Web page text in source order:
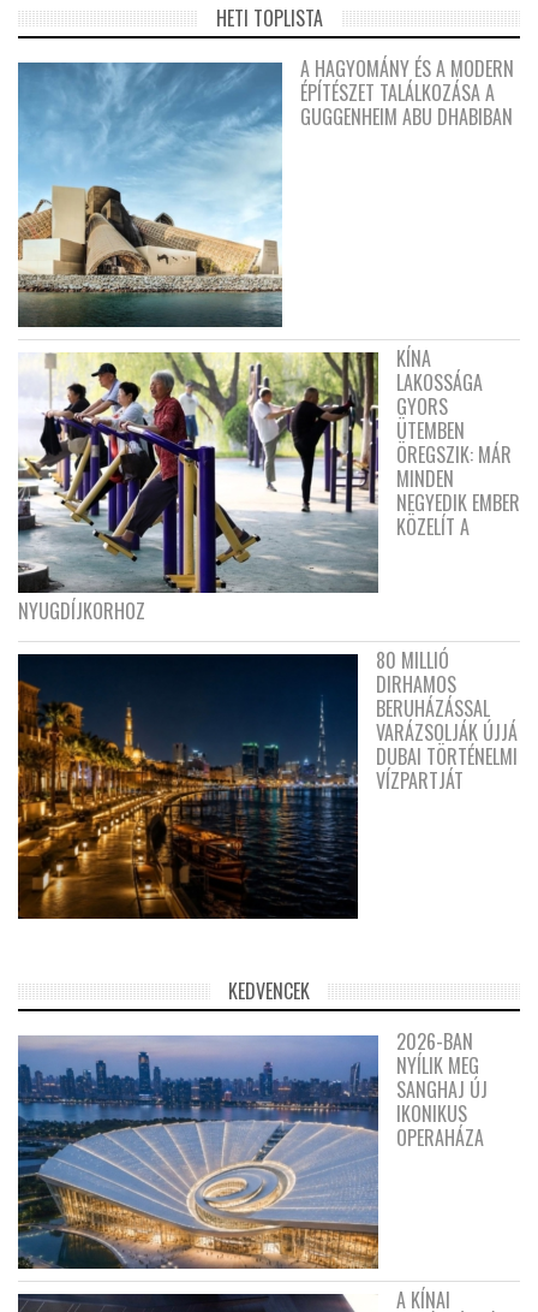
HETI TOPLISTA
A HAGYOMÁNY ÉS A MODERN
ÉPÍTÉSZET TALÁLKOZÁSA A
GUGGENHEIM ABU DHABIBAN
KÍNA
LAKOSSÁGA
GYORS
ÜTEMBEN
ÖREGSZIK: MÁR
MINDEN
NEGYEDIK EMBER
KÖZELÍT A
NYUGDÍJKORHOZ
80 MILLIÓ
DIRHAMOS
BERUHÁZÁSSAL
VARÁZSOLJÁK ÚJJÁ
DUBAI TÖRTÉNELMI
VÍZPARTJÁT
KEDVENCEK
2026-BAN
NYÍLIK MEG
SANGHAJ ÚJ
IKONIKUS
OPERAHÁZA
A KÍNAI